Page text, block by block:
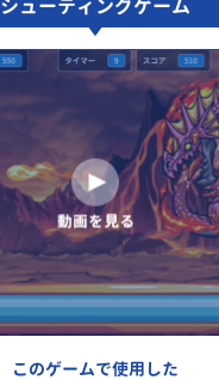
シューティングゲーム
このゲームで使用した